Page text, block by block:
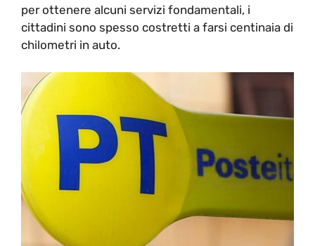
per ottenere alcuni servizi fondamentali, i
cittadini sono spesso costretti a farsi centinaia di
chilometri in auto.